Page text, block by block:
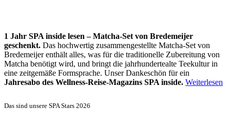
1 Jahr SPA inside lesen – Matcha-Set von Bredemeijer
geschenkt. Das hochwertig zusammengestellte Matcha-Set von
Bredemeijer enthält alles, was für die traditionelle Zubereitung von
Matcha benötigt wird, und bringt die jahrhundertealte Teekultur in
eine zeitgemäße Formsprache. Unser Dankeschön für ein
Jahresabo des Wellness-Reise-Magazins SPA inside. Weiterlesen
Das sind unsere SPA Stars 2026